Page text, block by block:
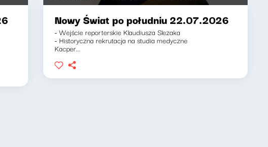
Nowy Świat po południu 22.07.2026
- Wejście reporterskie Klaudiusza Slezaka
- Historyczna rekrutacja na studia medyczne
Kacper...